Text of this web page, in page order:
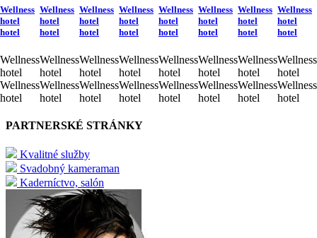
Wellness
hotel
hotel
Wellness
hotel
Wellness
hotel
Wellness
hotel
hotel
Wellness
hotel
Wellness
hotel
Wellness
hotel
hotel
Wellness
hotel
Wellness
hotel
Wellness
hotel
hotel
Wellness
hotel
Wellness
hotel
Wellness
hotel
hotel
Wellness
hotel
Wellness
hotel
Wellness
hotel
hotel
Wellness
hotel
Wellness
hotel
Wellness
hotel
hotel
Wellness
hotel
Wellness
hotel
Wellness
hotel
hotel
Wellness
hotel
Wellness
hotel
PARTNERSKÉ STRÁNKY
Kvalitné služby
Svadobný kameraman
Kaderníctvo, salón